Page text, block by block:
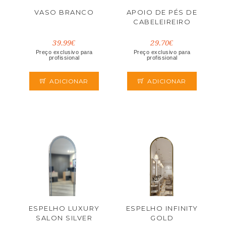
VASO BRANCO
39.99€
Preço exclusivo para
profissional
ADICIONAR
APOIO DE PÉS DE
CABELEIREIRO
29.70€
Preço exclusivo para
profissional
ADICIONAR
ESPELHO LUXURY
SALON SILVER
ESPELHO INFINITY
GOLD